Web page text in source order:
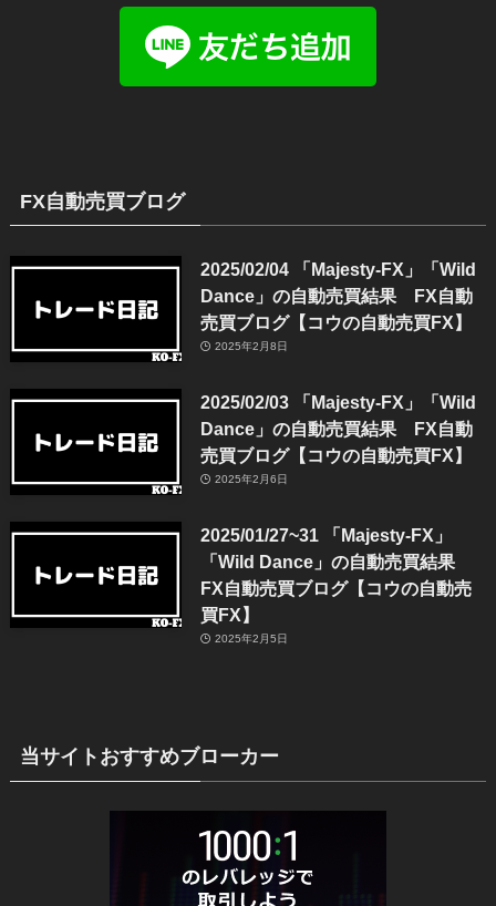
FX自動売買ブログ
2025/02/04 「Majesty-FX」「Wild
Dance」の自動売買結果 FX自動
売買ブログ【コウの自動売買FX】
2025年2月8日
2025/02/03 「Majesty-FX」「Wild
Dance」の自動売買結果 FX自動
売買ブログ【コウの自動売買FX】
2025年2月6日
2025/01/27~31 「Majesty-FX」
「Wild Dance」の自動売買結果
FX自動売買ブログ【コウの自動売
買FX】
2025年2月5日
当サイトおすすめブローカー